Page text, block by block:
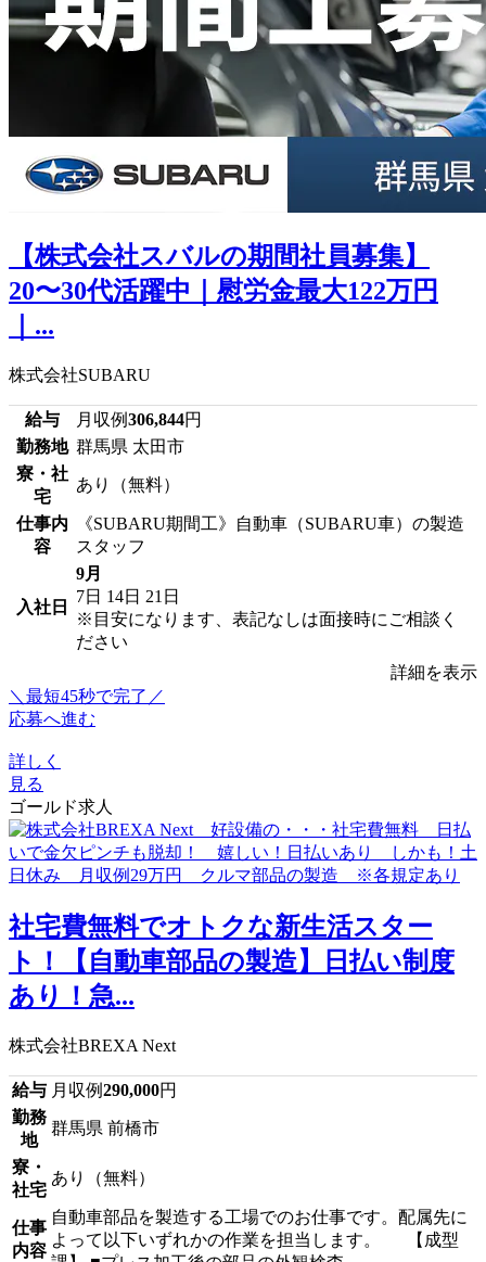
【株式会社スバルの期間社員募集】
20〜30代活躍中｜慰労金最大122万円
｜...
株式会社SUBARU
給与 月収例306,844円
勤務地 群馬県 太田市
寮・社
宅
あり（無料）
仕事内
容
《SUBARU期間工》自動車（SUBARU車）の製造
スタッフ
入社日
9月
7日 14日 21日
※目安になります、表記なしは面接時にご相談く
ださい
詳細を表示
＼最短45秒で完了／
応募へ進む
詳しく
見る
ゴールド求人
社宅費無料でオトクな新生活スター
ト！【自動車部品の製造】日払い制度
あり！急...
株式会社BREXA Next
給与 月収例290,000円
勤務
地
群馬県 前橋市
寮・
社宅
あり（無料）
仕事
内容
自動車部品を製造する工場でのお仕事です。配属先に
よって以下いずれかの作業を担当します。 【成型